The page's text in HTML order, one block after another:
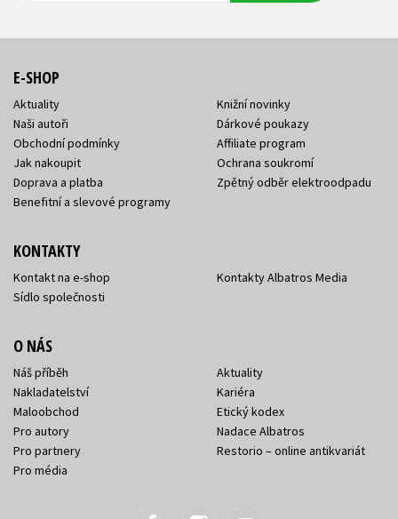
E-SHOP
Aktuality
Naši autoři
Obchodní podmínky
Jak nakoupit
Doprava a platba
Benefitní a slevové programy
Knižní novinky
Dárkové poukazy
Affiliate program
Ochrana soukromí
Zpětný odběr elektroodpadu
KONTAKTY
Kontakt na e-shop
Sídlo společnosti
Kontakty Albatros Media
O NÁS
Náš příběh
Nakladatelství
Maloobchod
Pro autory
Pro partnery
Pro média
Aktuality
Kariéra
Etický kodex
Nadace Albatros
Restorio – online antikvariát